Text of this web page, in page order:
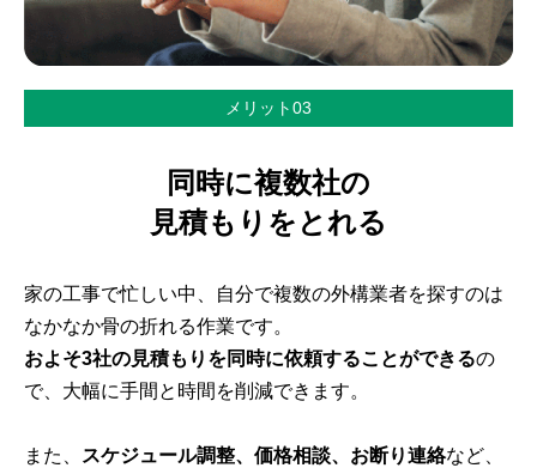
メリット03
同時に複数社の
見積もりをとれる
家の工事で忙しい中、自分で複数の外構業者を探すのは
なかなか骨の折れる作業です。
およそ3社の見積もりを同時に依頼することができるの
で、大幅に手間と時間を削減できます。
また、 スケジュール調整、価格相談、お断り連絡など、